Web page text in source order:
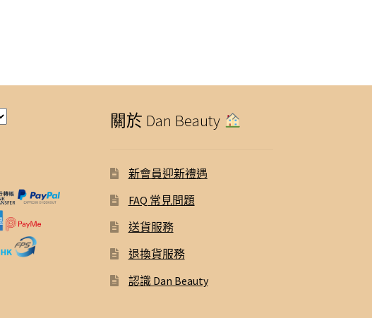
關於 Dan Beauty
新會員迎新禮遇
FAQ 常見問題
送貨服務
退換貨服務
認識 Dan Beauty